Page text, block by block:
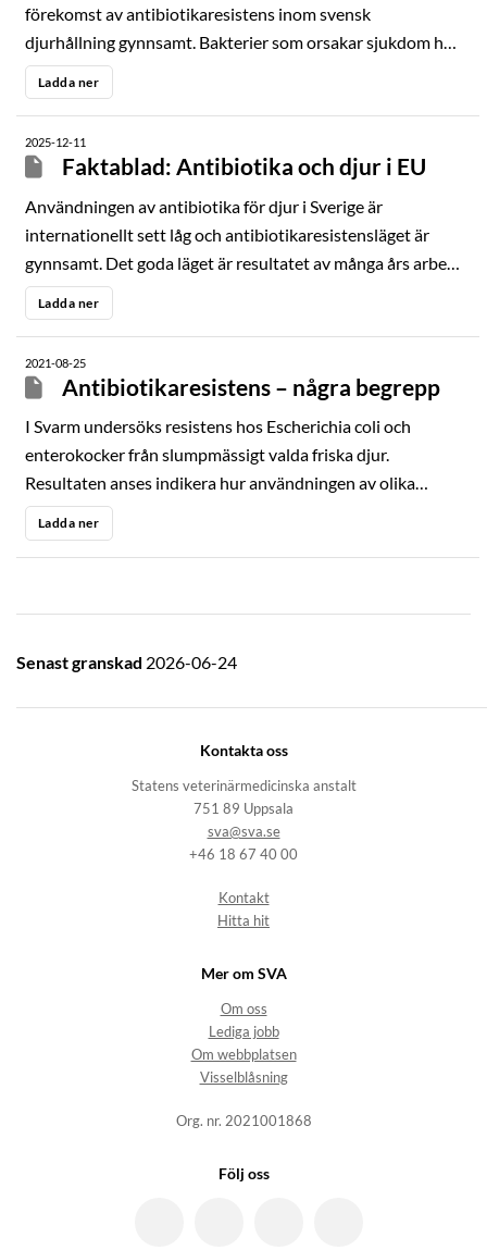
förekomst av antibiotikaresistens inom svensk
djurhållning gynnsamt. Bakterier som orsakar sjukdom hos
djur är oftast känsliga för de antibiotika som används vid
behandling.
Ladda ner
2025-12-11
Faktablad: Antibiotika och djur i EU
Användningen av antibiotika för djur i Sverige är
internationellt sett låg och antibiotikaresistensläget är
gynnsamt. Det goda läget är resultatet av många års arbete
med fokus på att förebygga sjuklighet. Nära samverkan
mellan myndigheter, akademi, organisationer och
praktiken.
Ladda ner
2021-08-25
Antibiotikaresistens – några begrepp
I Svarm undersöks resistens hos Escherichia coli och
enterokocker från slumpmässigt valda friska djur.
Resultaten anses indikera hur användningen av olika
antibiotika över tid påverkar resistens hos
djurpopulationens normala bakterieflora. Därför används
Ladda ner
Senast granskad 2026-06-24
Kontakta oss
Statens veterinärmedicinska anstalt
751 89 Uppsala
sva@sva.se
+46 18 67 40 00
Kontakt
Hitta hit
Mer om SVA
Om oss
Lediga jobb
Om webbplatsen
Visselblåsning
Org. nr. 2021001868
Följ oss